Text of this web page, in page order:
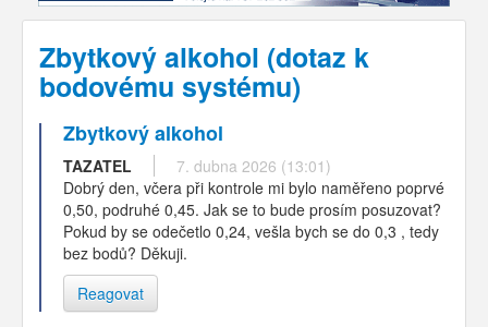
Zbytkový alkohol (dotaz k
bodovému systému)
Zbytkový alkohol
TAZATEL
7. dubna 2026 (13:01)
Dobrý den, včera při kontrole mi bylo naměřeno poprvé
0,50, podruhé 0,45. Jak se to bude prosím posuzovat?
Pokud by se odečetlo 0,24, vešla bych se do 0,3 , tedy
bez bodů? Děkuji.
Reagovat